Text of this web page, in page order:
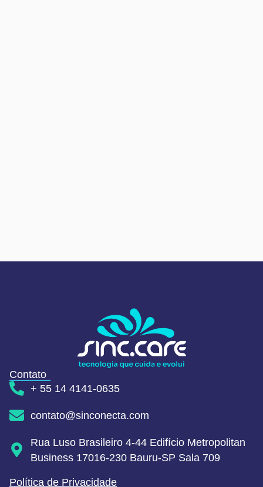
Contato
+ 55 14 4141-0635
contato@sinconecta.com
Rua Luso Brasileiro 4-44 Edifício Metropolitan
Business 17016-230 Bauru-SP Sala 709
Política de Privacidade